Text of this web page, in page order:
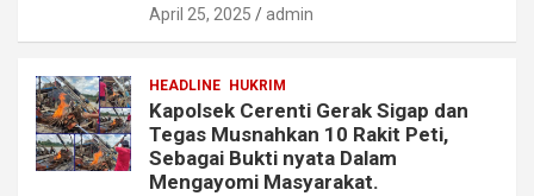
April 25, 2025 admin
HEADLINE HUKRIM
Kapolsek Cerenti Gerak Sigap dan
Tegas Musnahkan 10 Rakit Peti,
Sebagai Bukti nyata Dalam
Mengayomi Masyarakat.